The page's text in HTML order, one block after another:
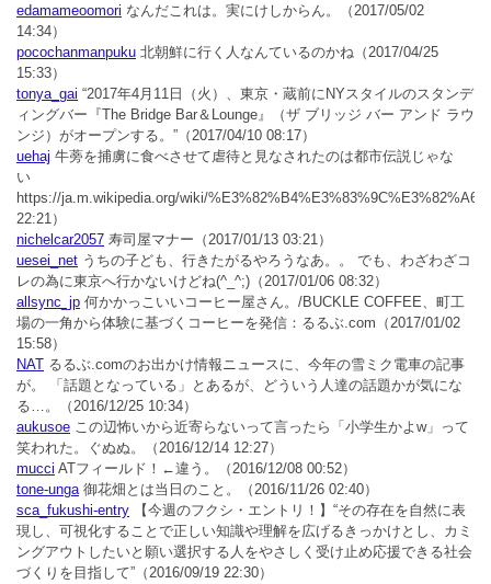
edamameoomori なんだこれは。実にけしからん。
（2017/05/02
14:34）
pocochanmanpuku 北朝鮮に行く人なんているのかね （2017/04/25
15:33）
tonya_gai “2017年4月11日（火）、東京・蔵前にNYスタイルのスタンデ
ィングバー『The Bridge Bar＆Lounge』（ザ ブリッジ バー アンド ラウ
ンジ）がオープンする。” （2017/04/10 08:17）
uehaj 牛蒡を捕虜に食べさせて虐待と見なされたのは都市伝説じゃな
い
https://ja.m.wikipedia.org/wiki/
22:21）
nichelcar2057 寿司屋マナー （2017/01/13 03:21）
uesei_net うちの子ども、行きたがるやろうなあ。。 でも、わざわざコ
レの為に東京へ行かないけどね(^_^;) （2017/01/06 08:32）
allsync_jp 何かかっこいいコーヒー屋さん。/BUCKLE COFFEE、町工
場の一角から体験に基づくコーヒーを発信：るるぶ.com （2017/01/02
15:58）
NAT るるぶ.comのお出かけ情報ニュースに、今年の雪ミク電車の記事
が。 「話題となっている」とあるが、どういう人達の話題かが気にな
る…。
（2016/12/25 10:34）
aukusoe この辺怖いから近寄らないって言ったら「小学生かよw」って
笑われた。ぐぬぬ。
（2016/12/14 12:27）
mucci ATフィールド！←違う。
（2016/12/08 00:52）
tone-unga御花畑とは当日のこと。
（2016/11/26 02:40）
sca_fukushi-entry 【今週のフクシ・エントリ！】“その存在を自然に表
現し、可視化することで正しい知識や理解を広げるきっかけとし、カミ
ングアウトしたいと願い選択する人をやさしく受け止め応援できる社会
づくりを目指して” （2016/09/19 22:30）